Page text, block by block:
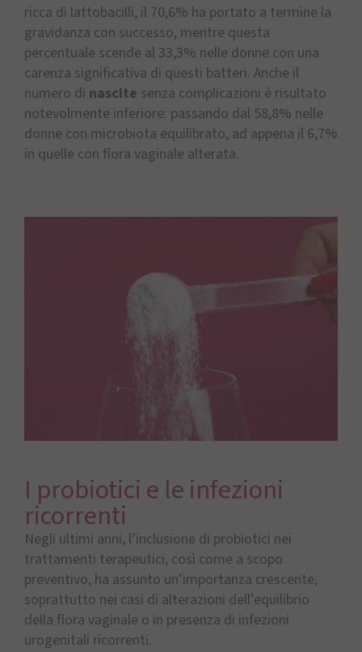
ricca di lattobacilli, il 70,6% ha portato a termine la
gravidanza con successo, mentre questa
percentuale scende al 33,3% nelle donne con una
carenza significativa di questi batteri. Anche il
numero di nascite senza complicazioni è risultato
notevolmente inferiore: passando dal 58,8% nelle
donne con microbiota equilibrato, ad appena il 6,7%
in quelle con flora vaginale alterata.
I probiotici e le infezioni
ricorrenti
Negli ultimi anni, l’inclusione di probiotici nei
trattamenti terapeutici, così come a scopo
preventivo, ha assunto un’importanza crescente,
soprattutto nei casi di alterazioni dell’equilibrio
della flora vaginale o in presenza di infezioni
urogenitali ricorrenti.